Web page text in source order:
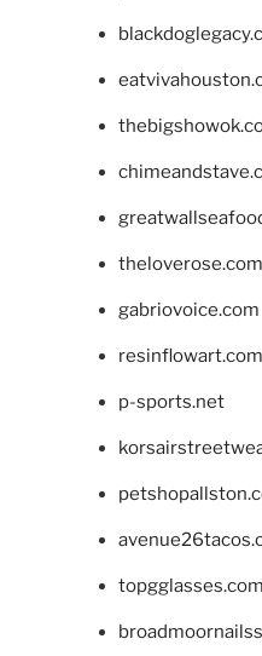
theloverose.com
gabriovoice.com
resinflowart.com
p-sports.net
topgglasses.com